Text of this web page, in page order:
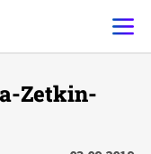
Zetkin-